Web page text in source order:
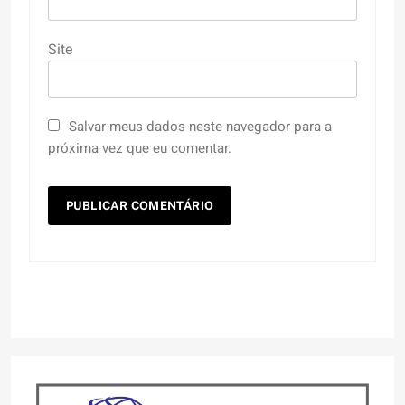
Site
Salvar meus dados neste navegador para a
próxima vez que eu comentar.